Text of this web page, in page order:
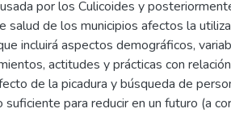
por los Culicoides y
salud de los municipios afectos la
incluirá aspectos demográficos,
actitudes y prácticas con
de la picadura y búsqueda de
para reducir en un futuro (a